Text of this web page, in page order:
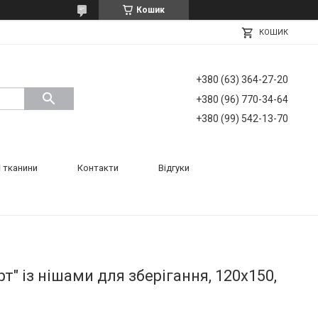
Кошик
КОШИК
+380 (63) 364-27-20
+380 (96) 770-34-64
+380 (99) 542-13-70
Контакти Відгуки
із нішами для зберігання, 120х150,